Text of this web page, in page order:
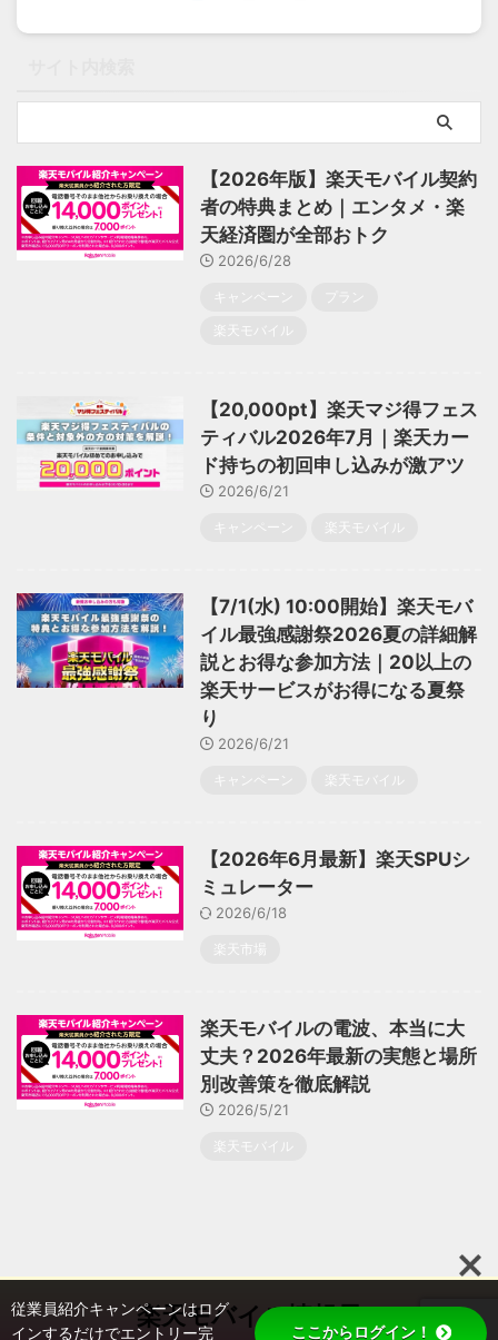
【2026年版】楽天モバイル契約
者の特典まとめ｜エンタメ・楽
天経済圏が全部おトク
2026/6/28
キャンペーン
プラン
楽天モバイル
【20,000pt】楽天マジ得フェス
ティバル2026年7月｜楽天カー
ド持ちの初回申し込みが激アツ
2026/6/21
キャンペーン 楽天モバイル
【7/1(水) 10:00開始】楽天モバ
イル最強感謝祭2026夏の詳細解
説とお得な参加方法｜20以上の
楽天サービスがお得になる夏祭
り
2026/6/21
キャンペーン 楽天モバイル
【2026年6月最新】楽天SPUシ
ミュレーター
2026/6/18
楽天市場
楽天モバイルの電波、本当に大
丈夫？2026年最新の実態と場所
別改善策を徹底解説
2026/5/21
楽天モバイル
楽天モバイル情報局
従業員紹介キャンペーンはログ
インするだけでエントリー完
ここからログイン！